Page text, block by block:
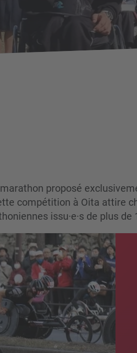
proposé
compétition à Oita attire
issu·e·s de plus de